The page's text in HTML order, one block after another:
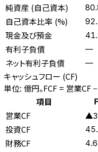
純資産 (自己資本)
自己資本比率 (%)
現金及び預金
有利子負債 —
ネット有利子負債 —
キャッシュフロー (CF)
単位: 億円。FCF = 営業CF
項目
営業CF
投資CF
財務CF 4.6